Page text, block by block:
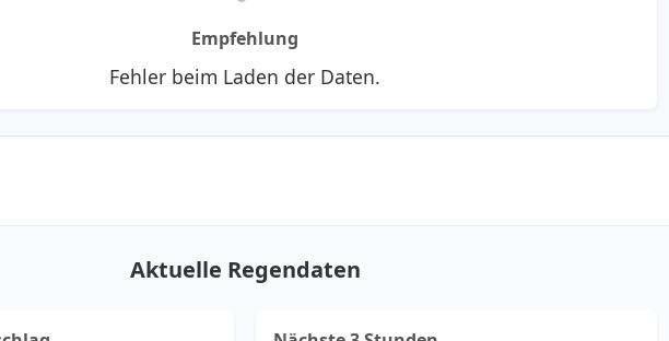
Empfehlung
Fehler beim Laden der Daten.
Aktuelle Regendaten